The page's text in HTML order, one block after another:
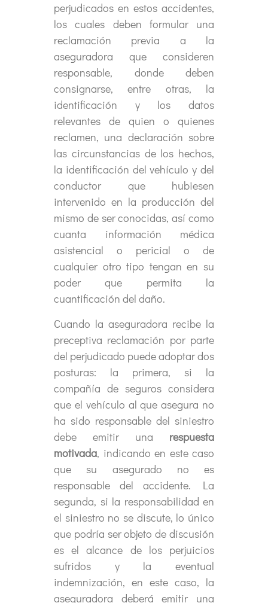
perjudicados en estos accidentes,
los cuales deben formular una
reclamación previa a la
aseguradora que consideren
responsable, donde deben
consignarse, entre otras, la
identificación y los datos
relevantes de quien o quienes
reclamen, una declaración sobre
las circunstancias de los hechos,
la identificación del vehículo y del
conductor que hubiesen
intervenido en la producción del
mismo de ser conocidas, así como
cuanta información médica
asistencial o pericial o de
cualquier otro tipo tengan en su
poder que permita la
cuantificación del daño.
Cuando la aseguradora recibe la
preceptiva reclamación por parte
del perjudicado puede adoptar dos
posturas: la primera, si la
compañía de seguros considera
que el vehículo al que asegura no
ha sido responsable del siniestro
debe emitir una respuesta
motivada, indicando en este caso
que su asegurado no es
responsable del accidente. La
segunda, si la responsabilidad en
el siniestro no se discute, lo único
que podría ser objeto de discusión
es el alcance de los perjuicios
sufridos y la eventual
indemnización, en este caso, la
aseguradora deberá emitir una